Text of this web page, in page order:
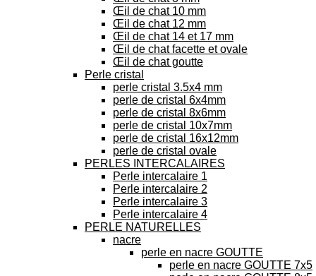
Œil de chat 10 mm
Œil de chat 12 mm
Œil de chat 14 et 17 mm
Œil de chat facette et ovale
Œil de chat goutte
Perle cristal
perle cristal 3.5x4 mm
perle de cristal 6x4mm
perle de cristal 8x6mm
perle de cristal 10x7mm
perle de cristal 16x12mm
perle de cristal ovale
PERLES INTERCALAIRES
Perle intercalaire 1
Perle intercalaire 2
Perle intercalaire 3
Perle intercalaire 4
PERLE NATURELLES
nacre
perle en nacre GOUTTE
perle en nacre GOUTTE 7x5